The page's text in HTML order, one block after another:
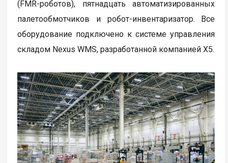
(FMR-роботов), пятнадцать автоматизированных
палетообмотчиков и робот-инвентаризатор. Все
оборудование подключено к системе управления
складом Nexus WMS, разработанной компанией Х5.